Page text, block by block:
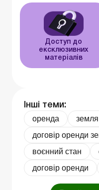
Доступ до
ексклюзивних
матеріалів
Інші теми:
оренда
земля
договір оренди
воєнний стан
договір оренди